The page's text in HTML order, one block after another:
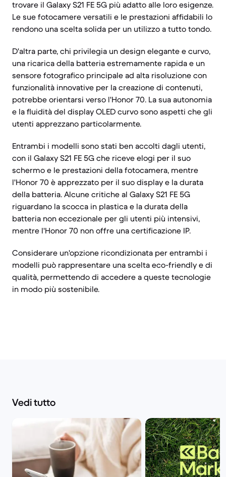
trovare il Galaxy S21 FE 5G più adatto alle loro esigenze.
Le sue fotocamere versatili e le prestazioni affidabili lo
rendono una scelta solida per un utilizzo a tutto tondo.
D'altra parte, chi privilegia un design elegante e curvo,
una ricarica della batteria estremamente rapida e un
sensore fotografico principale ad alta risoluzione con
funzionalità innovative per la creazione di contenuti,
potrebbe orientarsi verso l'Honor 70. La sua autonomia
e la fluidità del display OLED curvo sono aspetti che gli
utenti apprezzano particolarmente.
Entrambi i modelli sono stati ben accolti dagli utenti,
con il Galaxy S21 FE 5G che riceve elogi per il suo
schermo e le prestazioni della fotocamera, mentre
l'Honor 70 è apprezzato per il suo display e la durata
della batteria. Alcune critiche al Galaxy S21 FE 5G
riguardano la scocca in plastica e la durata della
batteria non eccezionale per gli utenti più intensivi,
mentre l'Honor 70 non offre una certificazione IP.
Considerare un'opzione ricondizionata per entrambi i
modelli può rappresentare una scelta eco-friendly e di
qualità, permettendo di accedere a queste tecnologie
in modo più sostenibile.
Vedi tutto